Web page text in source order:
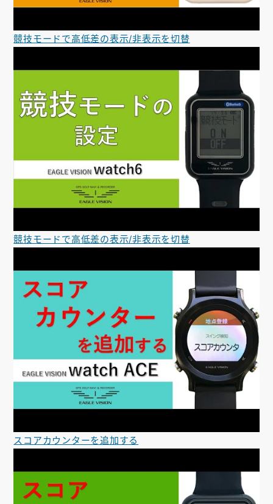
競技モードで高低差の表示/非表示を切替
競技モードで高低差の表示/非表示を切替
スコアカウンターを追加する